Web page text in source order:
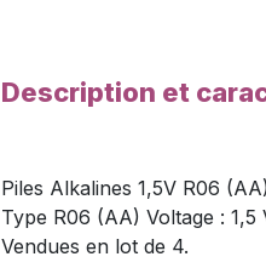
Description et
Piles Alkalines 1,5V R06
Type R06 (AA) Voltage :
Vendues en lot de 4.